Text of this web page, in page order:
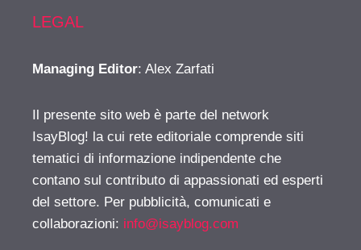
LEGAL
Managing Editor: Alex Zarfati
Il presente sito web è parte del network
IsayBlog! la cui rete editoriale comprende siti
tematici di informazione indipendente che
contano sul contributo di appassionati ed esperti
del settore. Per pubblicità, comunicati e
collaborazioni: info@isayblog.com